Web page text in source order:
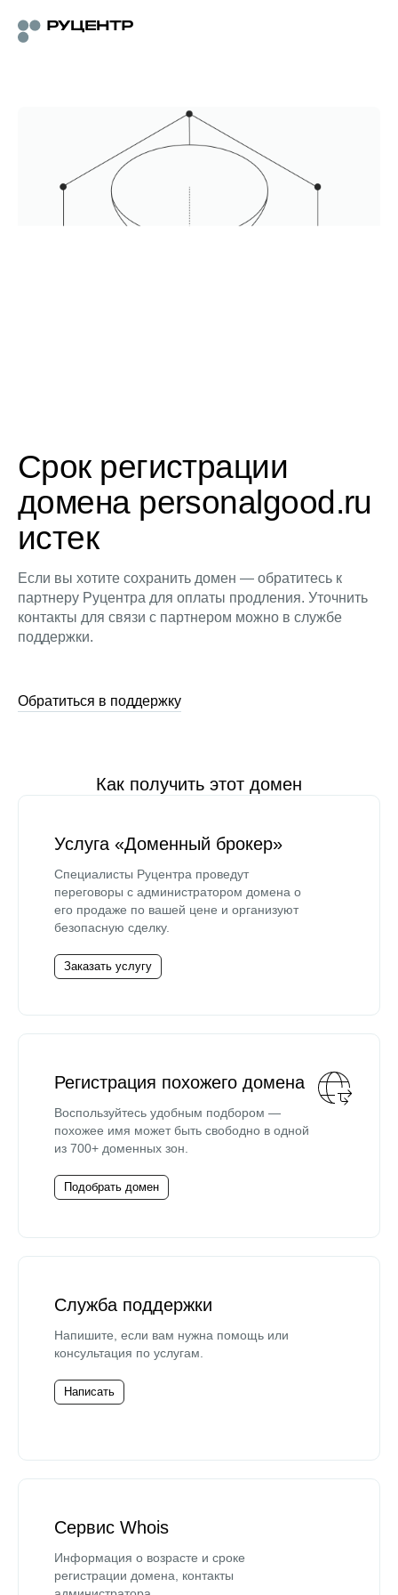
Срок регистрации
домена personalgood.ru
истек
Если вы хотите сохранить домен — обратитесь к
партнеру Руцентра для оплаты продления. Уточнить
контакты для связи с партнером можно в службе
поддержки.
Обратиться в поддержку
Как получить этот домен
Услуга «Доменный брокер»
Специалисты Руцентра проведут
переговоры с администратором домена о
его продаже по вашей цене и организуют
безопасную сделку.
Заказать услугу
Регистрация похожего домена
Воспользуйтесь удобным подбором —
похожее имя может быть свободно в одной
из 700+ доменных зон.
Подобрать домен
Служба поддержки
Напишите, если вам нужна помощь или
консультация по услугам.
Написать
Сервис Whois
Информация о возрасте и сроке
регистрации домена, контакты